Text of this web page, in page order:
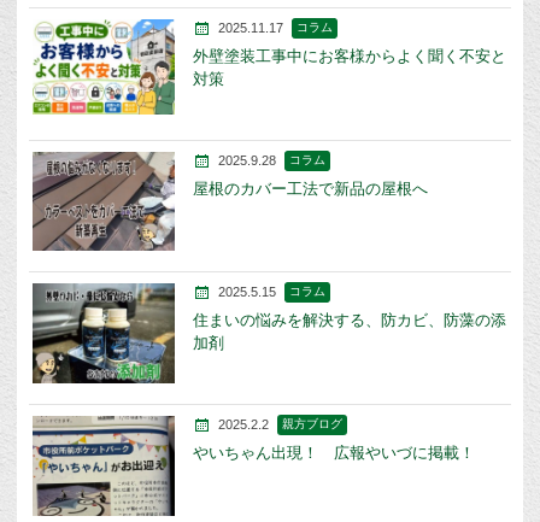
2025.11.17 コラム
外壁塗装工事中にお客様からよく聞く不安と
対策
2025.9.28 コラム
屋根のカバー工法で新品の屋根へ
2025.5.15 コラム
住まいの悩みを解決する、防カビ、防藻の添
加剤
2025.2.2 親方ブログ
やいちゃん出現！ 広報やいづに掲載！